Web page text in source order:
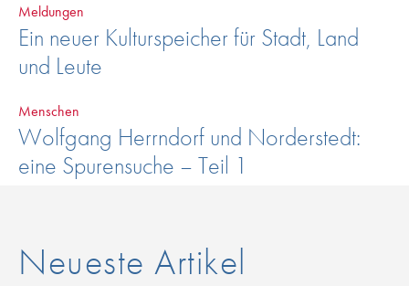
Meldungen
Ein neuer Kulturspeicher für Stadt, Land
und Leute
Menschen
Wolfgang Herrndorf und Norderstedt:
eine Spurensuche – Teil 1
Neueste Artikel